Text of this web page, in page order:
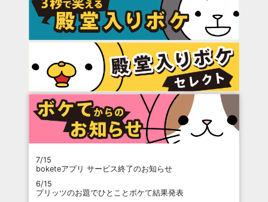
7/15
boketeアプリ サービス終了のお知らせ
6/15
プリッツのお題でひとことボケて結果発表